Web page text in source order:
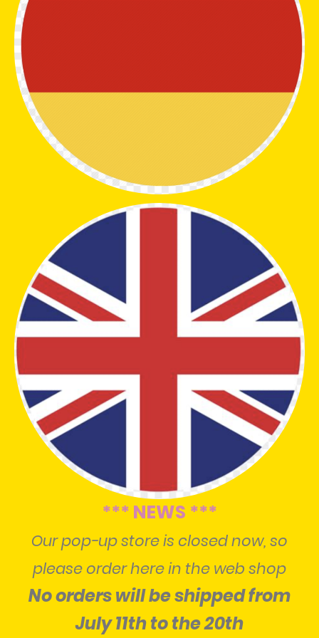
*** NEWS ***
Our pop-up store is closed now, so
please order here in the web shop
No orders will be shipped from
July 11th to the 20th